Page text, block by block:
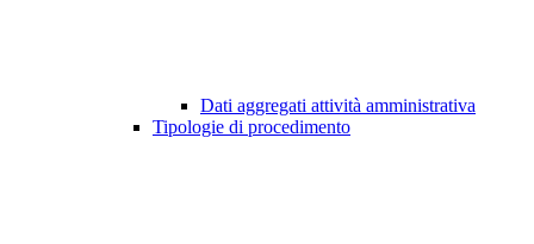
Dati aggregati attività amministrativa
Tipologie di procedimento